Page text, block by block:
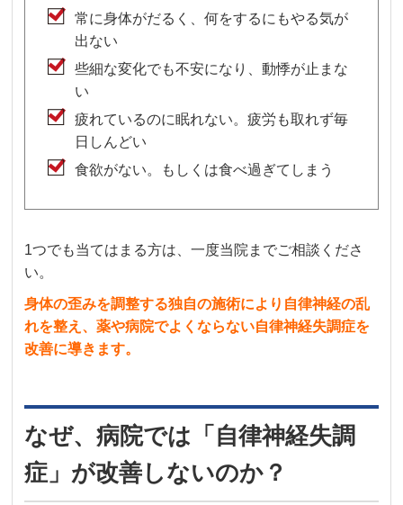
常に身体がだるく、何をするにもやる気が
出ない
些細な変化でも不安になり、動悸が止まな
い
疲れているのに眠れない。疲労も取れず毎
日しんどい
食欲がない。もしくは食べ過ぎてしまう
1つでも当てはまる方は、一度当院までご相談くださ
い。
身体の歪みを調整する独自の施術により自律神経の乱
れを整え、薬や病院でよくならない自律神経失調症を
改善に導きます。
なぜ、病院では「自律神経失調
症」が改善しないのか？